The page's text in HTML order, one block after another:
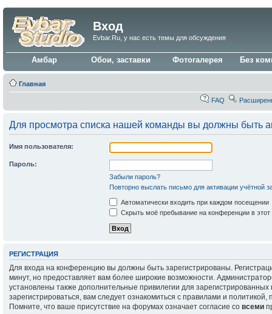
Вход
Evbar.Ru, у нас есть темы для обсуждения
Амбар Обои, заставки Фотогалерея Без
Главная
FAQ
Для просмотра списка нашей команды вы должны быть
Имя пользователя:
Пароль:
Забыли пароль?
Повторно выслать письмо для активации учётной
Автоматически входить при каждом посещении
Скрыть моё пребывание на конференции в этот
РЕГИСТРАЦИЯ
Для входа на конференцию вы должны быть зарегистрированы.
минут, но предоставляет вам более широкие возможности.
установлены также дополнительные привилегии для
зарегистрироваться, вам следует ознакомиться с правилами и
Помните, что ваше присутствие на форумах означает согласие со всеми